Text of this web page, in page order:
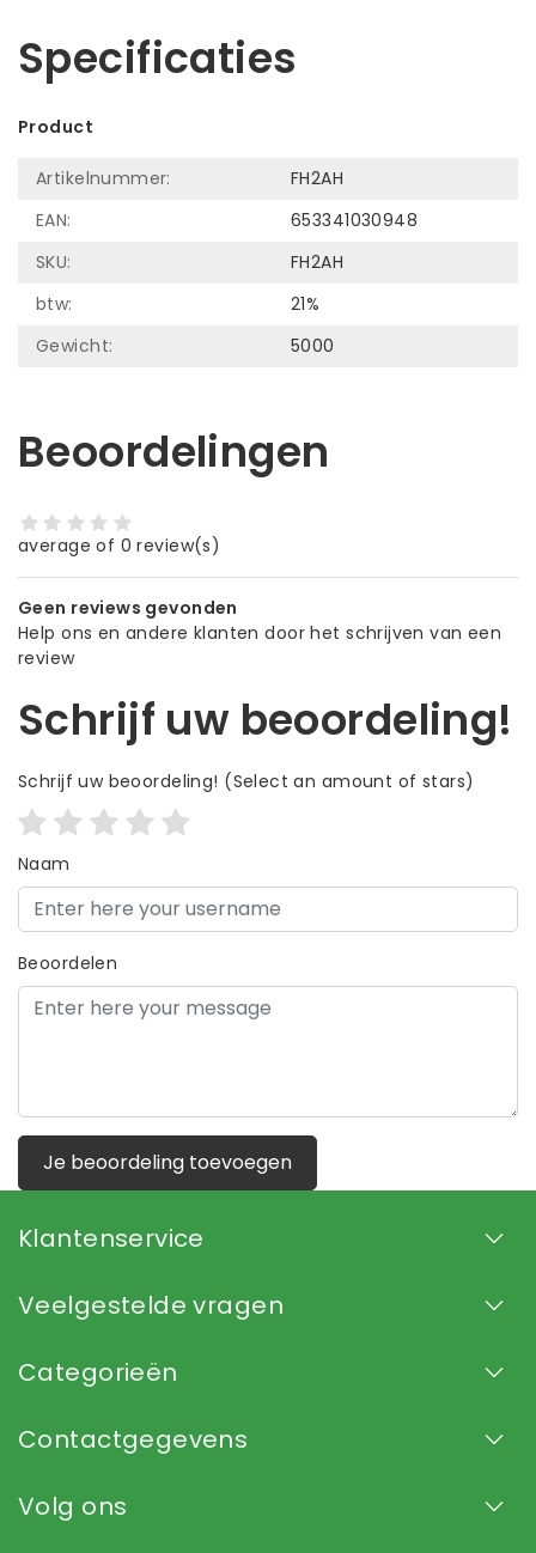
Specificaties
Product
Artikelnummer:
FH2AH
EAN:
653341030948
SKU:
FH2AH
btw:
21%
Gewicht:
5000
Beoordelingen
average of 0 review(s)
Geen reviews gevonden
Help ons en andere klanten door het schrijven van een
review
Schrijf uw beoordeling!
Schrijf uw beoordeling! (Select an amount of stars)
Naam
Beoordelen
Je beoordeling toevoegen
Klantenservice
Veelgestelde vragen
Categorieën
Contactgegevens
Volg ons